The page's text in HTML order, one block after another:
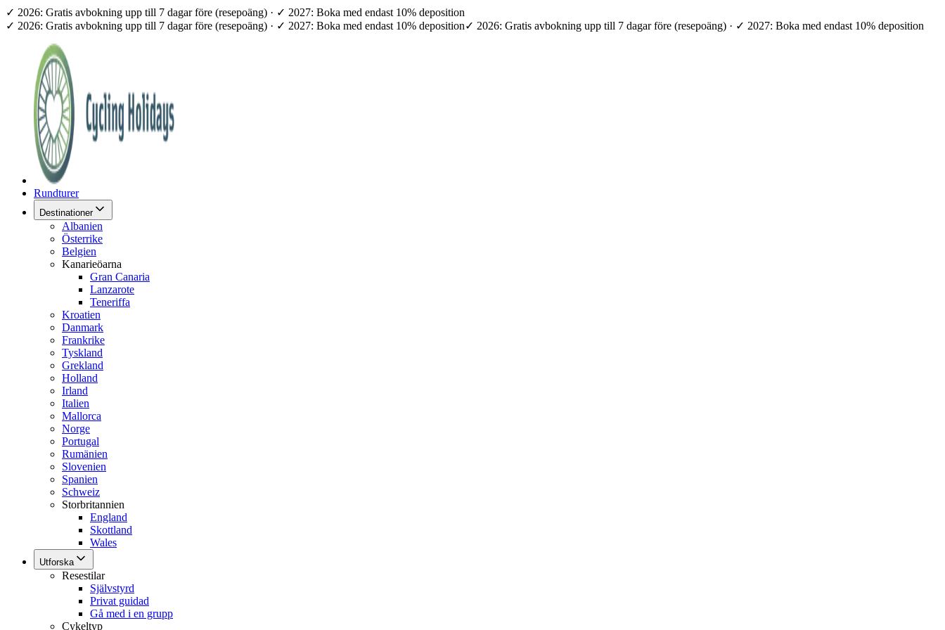
✓ 2026: Gratis avbokning upp till 7 dagar före (resepoäng) · ✓ 2027: Boka med endast 10% deposition
✓ 2026: Gratis avbokning upp till 7 dagar före (resepoäng) · ✓ 2027: Boka med endast 10% deposition✓ 2026: Gratis avbokning upp till 7 dagar före (resepoäng) · ✓ 2027: Boka med endast 10% deposition
Rundturer
Destinationer
Albanien
Österrike
Belgien
Kanarieöarna
Gran Canaria
Lanzarote
Teneriffa
Kroatien
Danmark
Frankrike
Tyskland
Grekland
Holland
Irland
Italien
Mallorca
Norge
Portugal
Rumänien
Slovenien
Spanien
Schweiz
Storbritannien
England
Skottland
Wales
Utforska
Resestilar
Självstyrd
Privat guidad
Gå med i en grupp
Cykeltyp